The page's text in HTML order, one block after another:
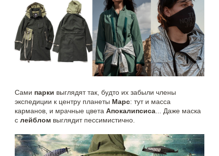
Сами парки выглядят так, будто их забыли члены
экспедиции к центру планеты Марс: тут и масса
карманов, и мрачные цвета Апокалипсиса... Даже маска
с лейблом выглядит пессимистично.